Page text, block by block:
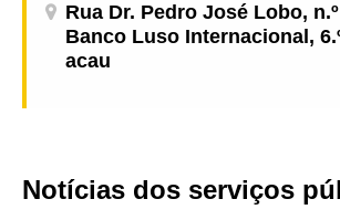
Rua Dr. Pedro José Lobo,
Banco Luso Internacional,
acau
Notícias dos serviços